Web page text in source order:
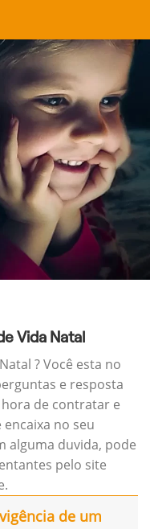
Vida Natal
? Você esta no
e resposta
de contratar e
encaixa no seu
alguma duvida, pode
pelo site
de um